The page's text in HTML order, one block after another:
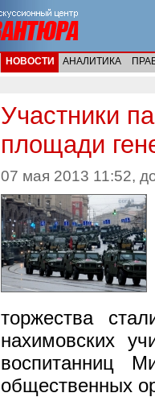
НОВОСТИ АНАЛИТИКА
Участники
площади
07 мая 2013 11:52,
торжества
нахимовских
воспитанниц
общественных